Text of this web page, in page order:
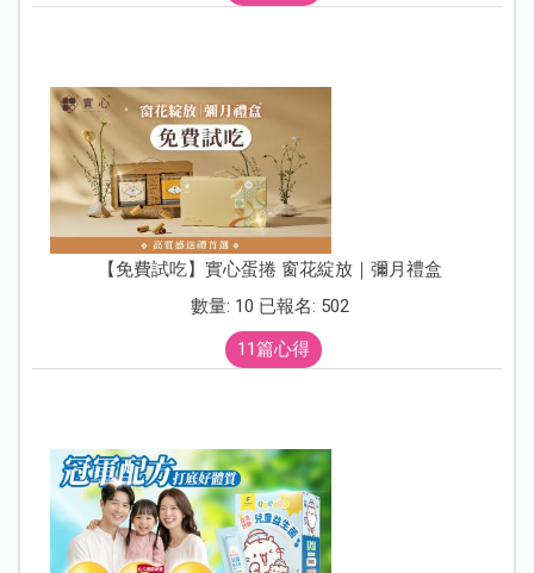
【免費試吃】實心蛋捲 窗花綻放｜彌月禮盒
數量: 10 已報名: 502
11篇心得